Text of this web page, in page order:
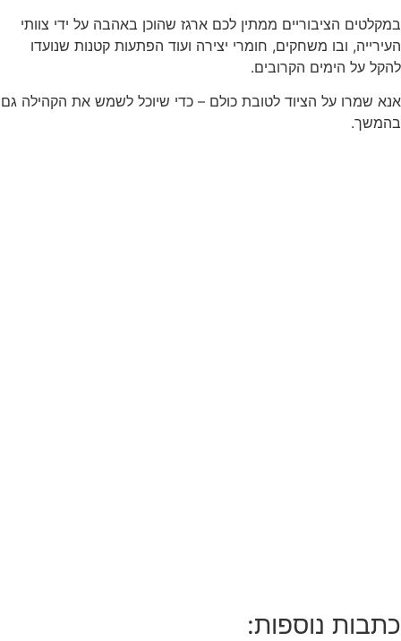
במקלטים הציבוריים ממתין לכם ארגז שהוכן באהבה על ידי צוותי
העירייה, ובו משחקים, חומרי יצירה ועוד הפתעות קטנות שנועדו
להקל על הימים הקרובים.
אנא שמרו על הציוד לטובת כולם – כדי שיוכל לשמש את הקהילה גם
בהמשך.
כתבות נוספות: